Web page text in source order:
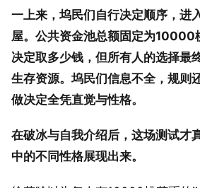
一上来，坞民们自行决定顺序，进
屋。公共资金池总额固定为10000
决定取多少钱，但所有人的选择最
生存资源。坞民们信息不全，规则
做决定全凭直觉与性格。
在破冰与自我介绍后，这场测试才
中的不同性格展现出来。